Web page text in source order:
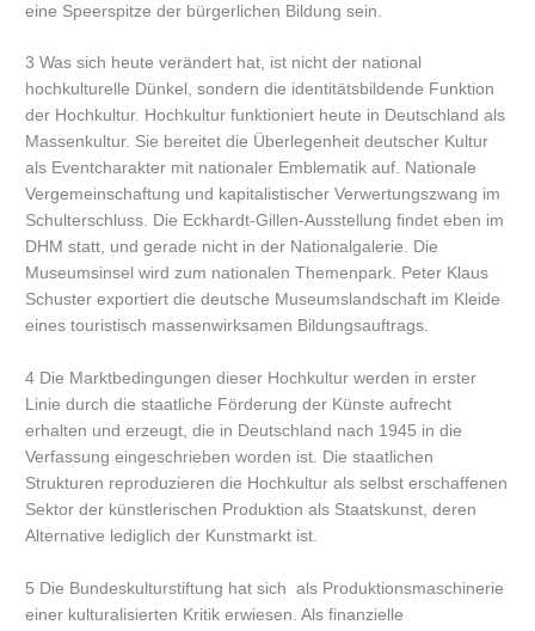
eine Speerspitze der bürgerlichen Bildung sein.
3 Was sich heute verändert hat, ist nicht der national
hochkulturelle Dünkel, sondern die identitätsbildende Funktion
der Hochkultur. Hochkultur funktioniert heute in Deutschland als
Massenkultur. Sie bereitet die Überlegenheit deutscher Kultur
als Eventcharakter mit nationaler Emblematik auf. Nationale
Vergemeinschaftung und kapitalistischer Verwertungszwang im
Schulterschluss. Die Eckhardt-Gillen-Ausstellung findet eben im
DHM statt, und gerade nicht in der Nationalgalerie. Die
Museumsinsel wird zum nationalen Themenpark. Peter Klaus
Schuster exportiert die deutsche Museumslandschaft im Kleide
eines touristisch massenwirksamen Bildungsauftrags.
4 Die Marktbedingungen dieser Hochkultur werden in erster
Linie durch die staatliche Förderung der Künste aufrecht
erhalten und erzeugt, die in Deutschland nach 1945 in die
Verfassung eingeschrieben worden ist. Die staatlichen
Strukturen reproduzieren die Hochkultur als selbst erschaffenen
Sektor der künstlerischen Produktion als Staatskunst, deren
Alternative lediglich der Kunstmarkt ist.
5 Die Bundeskulturstiftung hat sich als Produktionsmaschinerie
einer kulturalisierten Kritik erwiesen. Als finanzielle